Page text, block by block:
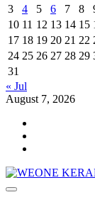
3
4 5 6 7 8
10 11 12 13 14 15
17 18 19 20 21 22
24 25 26 27 28 29
31
« Jul
August 7, 2026
Primary